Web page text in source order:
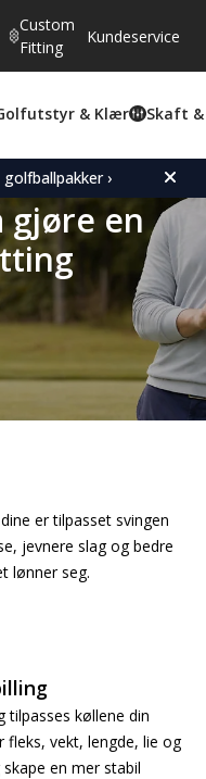
Custom
Fitting
Kundeservice
& Klær Skaft &
›
gjøre en
er tilpasset svingen
jevnere slag og bedre
lønner seg.
tilpasses køllene din
fleks, vekt, lengde, lie og
en mer stabil